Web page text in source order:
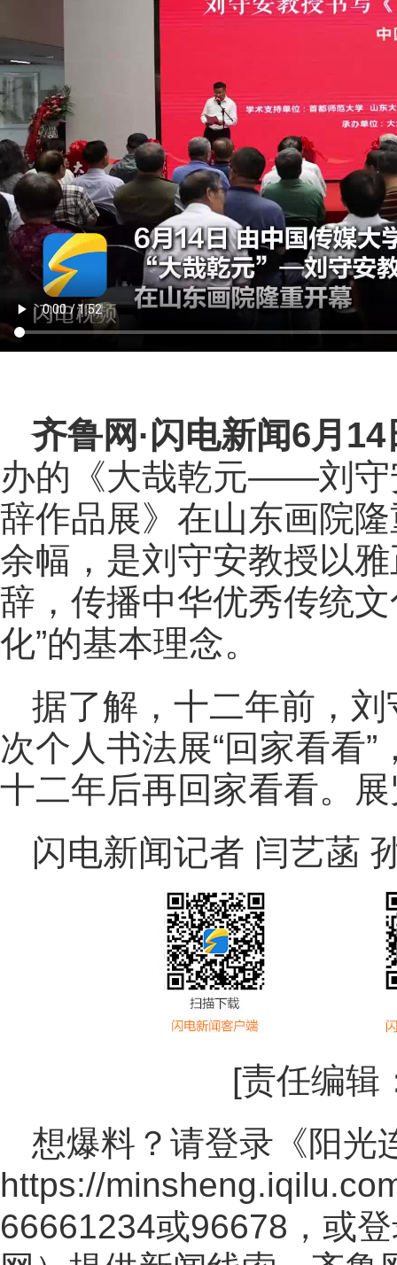
齐鲁网 ·闪电新闻6月14
办的《大哉乾元——刘守
辞作品展》在山东画院
余幅，是刘守安教授以
辞，传播中华优秀传统
化”的基本理念。
据了解，十二年前，
次个人书法展“回家看看
十二年后再回家看看。
闪电新闻记者 闫艺菡
[责任编辑
想爆料？请登录《阳光
https://
66661234或96678，或